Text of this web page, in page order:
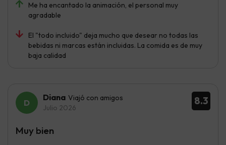
Me ha encantado la animación, el personal muy
agradable
El "todo incluido" deja mucho que desear no todas las
bebidas ni marcas están incluidas. La comida es de muy
baja calidad
8.3
Diana Viajó con amigos
Julio 2026
Muy bien